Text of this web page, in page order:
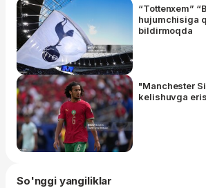
“Tottenxem”
hujumchisiga
bildirmoqda
"Manchester
kelishuvga
So'nggi yangiliklar